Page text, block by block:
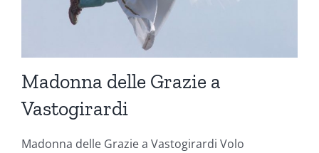
Madonna delle Grazie a
Vastogirardi
Madonna delle Grazie a Vastogirardi Volo